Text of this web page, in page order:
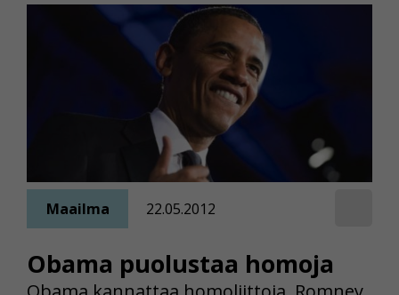
Obama puolustaa homoja
Maailma 22.05.2012